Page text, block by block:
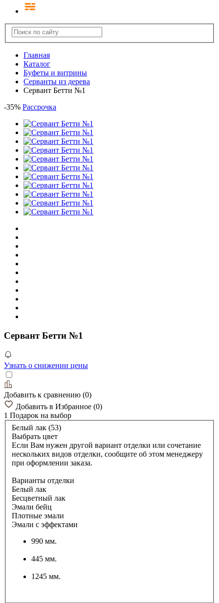
Главная
Каталог
Буфеты и витрины
Серванты из дерева
Сервант Бетти №1
-35% Рассрочка
Сервант Бетти №1
Узнать о снижении цены
Добавить к сравнению (0)
Добавить в Избранное (0)
1 Подарок на выбор
Белый лак (53)
Выбрать цвет
Если Вам нужен другой вариант отделки или сочетание
нескольких видов отделки, сообщите об этом менеджеру
при оформлении заказа.
Варианты отделки
Белый лак
Бесцветный лак
Эмали бейц
Плотные эмали
Эмали с эффектами
990 мм.
445 мм.
1245 мм.